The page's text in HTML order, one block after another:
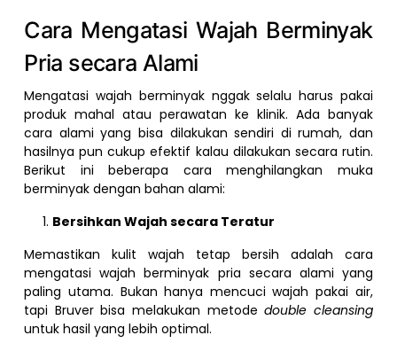
Cara Mengatasi Wajah Berminyak
Pria secara Alami
Mengatasi wajah berminyak nggak selalu harus pakai
produk mahal atau perawatan ke klinik. Ada banyak
cara alami yang bisa dilakukan sendiri di rumah, dan
hasilnya pun cukup efektif kalau dilakukan secara rutin.
Berikut ini beberapa cara menghilangkan muka
berminyak dengan bahan alami:
Bersihkan Wajah secara Teratur
Memastikan kulit wajah tetap bersih adalah cara
mengatasi wajah berminyak pria secara alami yang
paling utama. Bukan hanya mencuci wajah pakai air,
tapi Bruver bisa melakukan metodedouble cleansing
untuk hasil yang lebih optimal.